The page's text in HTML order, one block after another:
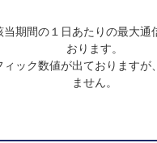
当期間の１日あたりの最大
おります。
ック数値が出ておりますが
ません。